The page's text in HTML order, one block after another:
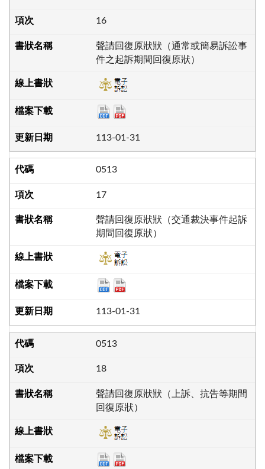
16
聲請回復原狀狀（通常或簡易訴訟事
件之起訴期間回復原狀）
113-01-31
0513
17
聲請回復原狀狀（交通裁決事件起訴
期間回復原狀）
113-01-31
0513
18
聲請回復原狀狀（上訴、抗告等期間
回復原狀）